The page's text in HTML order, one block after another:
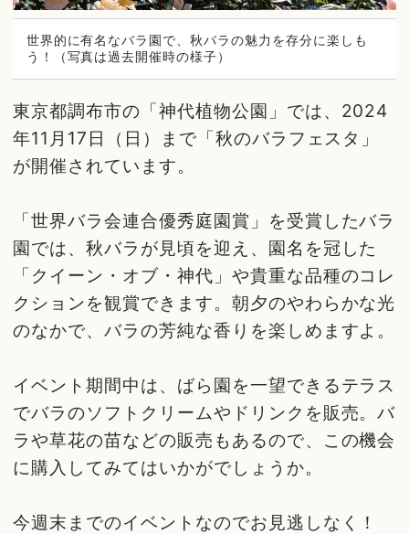
世界的に有名なバラ園で、秋バラの魅力を存分に楽しも
う！（写真は過去開催時の様子）
東京都調布市の「神代植物公園」では、2024
年11月17日（日）まで「秋のバラフェスタ」
が開催されています。
「世界バラ会連合優秀庭園賞」を受賞したバラ
園では、秋バラが見頃を迎え、園名を冠した
「クイーン・オブ・神代」や貴重な品種のコレ
クションを観賞できます。朝夕のやわらかな光
のなかで、バラの芳純な香りを楽しめますよ。
イベント期間中は、ばら園を一望できるテラス
でバラのソフトクリームやドリンクを販売。バ
ラや草花の苗などの販売もあるので、この機会
に購入してみてはいかがでしょうか。
今週末までのイベントなのでお見逃しなく！